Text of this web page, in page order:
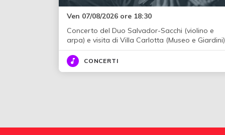
Ven 07/08/2026 ore 18:30
Concerto del Duo Salvador-Sacchi (violino e
arpa) e visita di Villa Carlotta (Museo e Giardini)
CONCERTI